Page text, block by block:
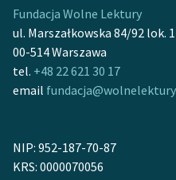
Polityka prywatności
Regulamin biblioteki
Dane fundacji i
sprawozdania finansowe
Informacja o treściach
wrażliwych
Fundacja Wolne Lektury
ul. Marszałkowska 84/92 lok.
00-514 Warszawa
tel. +48 22 621 30 17
email
NIP: 952-187-70-87
KRS: 0000070056